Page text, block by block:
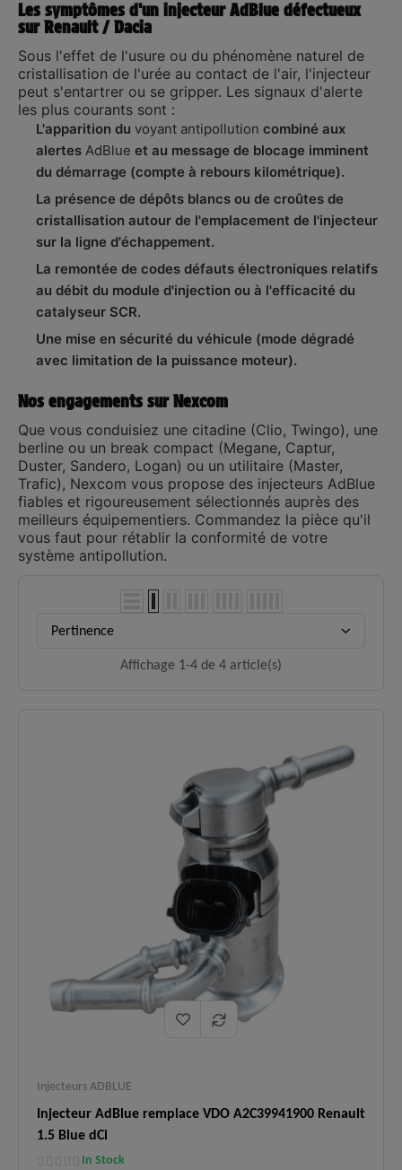
Les symptômes d'un injecteur AdBlue défectueux
sur Renault / Dacia
Sous l'effet de l'usure ou du phénomène naturel de
cristallisation de l'urée au contact de l'air, l'injecteur
peut s'entartrer ou se gripper. Les signaux d'alerte
les plus courants sont :
L'apparition du voyant antipollution combiné aux
alertes AdBlue et au message de blocage imminent
du démarrage (compte à rebours kilométrique).
La présence de dépôts blancs ou de croûtes de
cristallisation autour de l'emplacement de l'injecteur
sur la ligne d'échappement.
La remontée de codes défauts électroniques relatifs
au débit du module d'injection ou à l'efficacité du
catalyseur SCR.
Une mise en sécurité du véhicule (mode dégradé
avec limitation de la puissance moteur).
Nos engagements sur Nexcom
Que vous conduisiez une citadine (Clio, Twingo), une
berline ou un break compact (Megane, Captur,
Duster, Sandero, Logan) ou un utilitaire (Master,
Trafic), Nexcom vous propose des injecteurs AdBlue
fiables et rigoureusement sélectionnés auprès des
meilleurs équipementiers. Commandez la pièce qu'il
vous faut pour rétablir la conformité de votre
système antipollution.
Pertinence
Affichage 1-4 de 4 article(s)
Injecteurs ADBLUE
Injecteur AdBlue remplace VDO A2C39941900 Renault
1.5 Blue dCi
In Stock